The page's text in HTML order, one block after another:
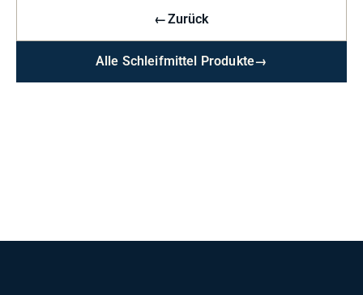
←Zurück
Alle Schleifmittel Produkte→